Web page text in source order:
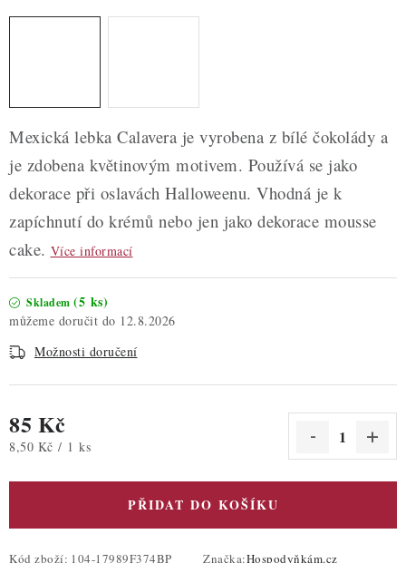
Hodnocení obchodu
Blog
Moje objednávka
Podmínky ochrany osobních údajů
Mexická lebka Calavera je vyrobena z bílé čokolády a
je zdobena květinovým motivem. Používá se jako
dekorace při oslavách Halloweenu. Vhodná je k
zapíchnutí do krémů nebo jen jako dekorace mousse
cake. Více informací
Skladem (5 ks)
12.8.2026
Možnosti doručení
85 Kč
Měrná cena:
8,50 Kč / 1 ks
PŘIDAT DO KOŠÍKU
Kód zboží: 104-17989F374BP Značka:Hospodyňkám.cz